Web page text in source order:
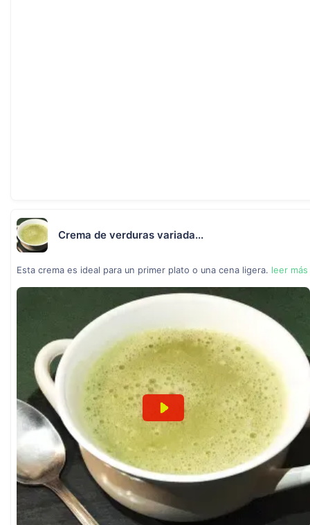
Crema de verduras variada...
Esta crema es ideal para un primer plato o una cena ligera. leer más